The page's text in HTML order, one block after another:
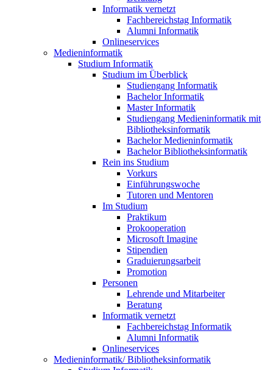
Informatik vernetzt
Fachbereichstag Informatik
Alumni Informatik
Onlineservices
Medieninformatik
Studium Informatik
Studium im Überblick
Studiengang Informatik
Bachelor Informatik
Master Informatik
Studiengang Medieninformatik mit
Bibliotheksinformatik
Bachelor Medieninformatik
Bachelor Bibliotheksinformatik
Rein ins Studium
Vorkurs
Einführungswoche
Tutoren und Mentoren
Im Studium
Praktikum
Prokooperation
Microsoft Imagine
Stipendien
Graduierungsarbeit
Promotion
Personen
Lehrende und Mitarbeiter
Beratung
Informatik vernetzt
Fachbereichstag Informatik
Alumni Informatik
Onlineservices
Medieninformatik/ Bibliotheksinformatik